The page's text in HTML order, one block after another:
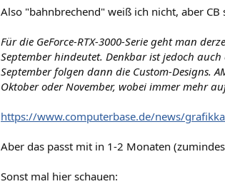
Also "bahnbrechend" weiß ich nicht, aber CB
Für die GeForce-RTX-3000-Serie geht man
September hindeutet. Denkbar ist jedoch
September folgen dann die Custom-Designs.
Oktober oder November, wobei immer mehr
https://www.computerbase.de/news/
Aber das passt mit in 1-2 Monaten
Sonst mal hier schauen: